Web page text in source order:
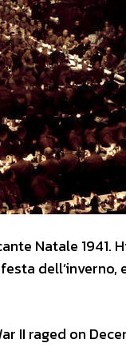
Natale 1941.
dell’inverno,
II raged on